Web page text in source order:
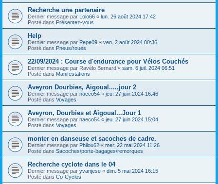
Recherche une partenaire
Dernier message par Lolo66 « lun. 26 août 2024 17:42
Posté dans Présentez-vous
Help
Dernier message par Pepe09 « ven. 2 août 2024 00:36
Posté dans Pneus/roues
22/09/2024 : Course d'endurance pour Vélos Couchés
Dernier message par Ravélo Bernard « sam. 6 juil. 2024 06:51
Posté dans Manifestations
Aveyron Dourbies, Aigoual.....jour 2
Dernier message par naeco54 « jeu. 27 juin 2024 16:46
Posté dans Voyages
Aveyron, Dourbies et Aigoual...Jour 1
Dernier message par naeco54 « jeu. 27 juin 2024 15:04
Posté dans Voyages
monter en danseuse et sacoches de cadre.
Dernier message par Philou62 « mer. 22 mai 2024 11:26
Posté dans Sacoches/porte-bagages/remorques
Recherche cyclote dans le 04
Dernier message par yvanjese « dim. 5 mai 2024 16:15
Posté dans Co-Cyclos